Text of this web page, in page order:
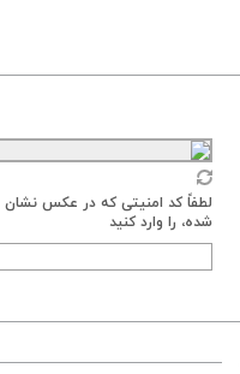
لطفاً کد امنیتی که در عکس نشان
شده، را وارد کنید